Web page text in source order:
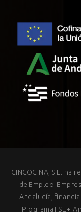
CINCOCINA, S.L. ha
de Empleo,
Andalucía,
Programa FSE+